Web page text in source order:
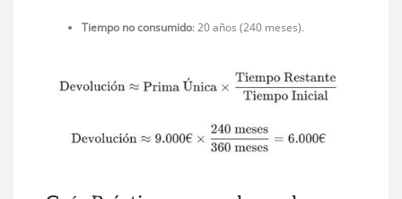
Tiempo no consumido: 20 años (240 meses).